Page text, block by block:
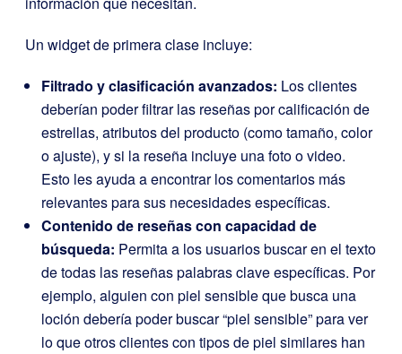
Un widget de primera clase incluye:
Filtrado y clasificación avanzados: Los clientes
deberían poder filtrar las reseñas por calificación de
estrellas, atributos del producto (como tamaño, color
o ajuste), y si la reseña incluye una foto o video.
Esto les ayuda a encontrar los comentarios más
relevantes para sus necesidades específicas.
Contenido de reseñas con capacidad de
búsqueda: Permita a los usuarios buscar en el texto
de todas las reseñas palabras clave específicas. Por
ejemplo, alguien con piel sensible que busca una
loción debería poder buscar “piel sensible” para ver
lo que otros clientes con tipos de piel similares han